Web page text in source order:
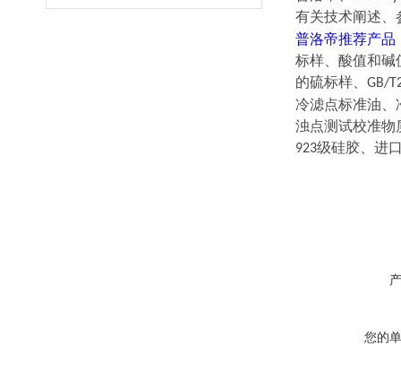
有关技术阐述、
普洛帝推荐产品
标样、酸值和碱
的硫标样、 GB/
冷滤点标准油、
浊点测试校准物
923级硅胶、进
您的